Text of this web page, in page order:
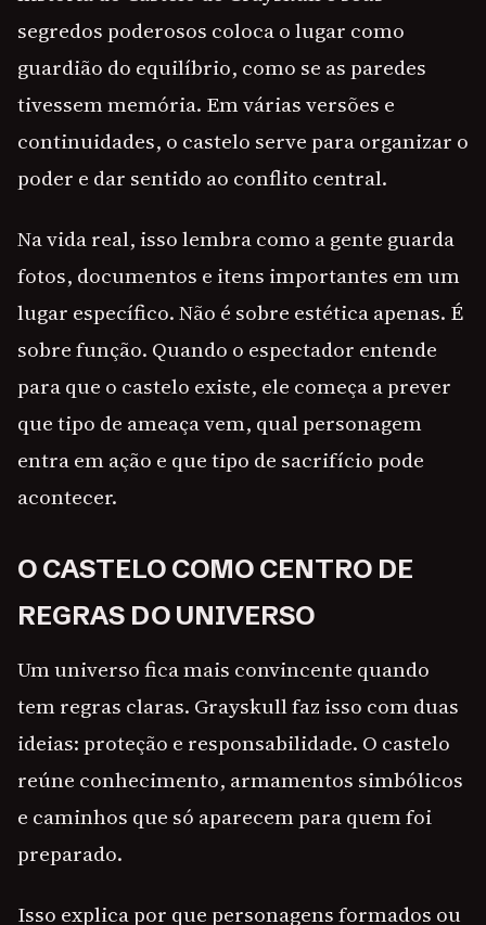
segredos poderosos coloca o lugar como
guardião do equilíbrio, como se as paredes
tivessem memória. Em várias versões e
continuidades, o castelo serve para organizar o
poder e dar sentido ao conflito central.
Na vida real, isso lembra como a gente guarda
fotos, documentos e itens importantes em um
lugar específico. Não é sobre estética apenas. É
sobre função. Quando o espectador entende
para que o castelo existe, ele começa a prever
que tipo de ameaça vem, qual personagem
entra em ação e que tipo de sacrifício pode
acontecer.
O CASTELO COMO CENTRO DE
REGRAS DO UNIVERSO
Um universo fica mais convincente quando
tem regras claras. Grayskull faz isso com duas
ideias: proteção e responsabilidade. O castelo
reúne conhecimento, armamentos simbólicos
e caminhos que só aparecem para quem foi
preparado.
Isso explica por que personagens formados ou